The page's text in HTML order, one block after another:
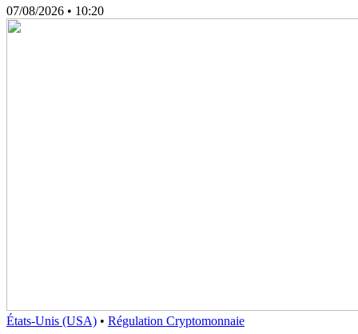
07/08/2026 • 10:20
États-Unis (USA) • Régulation Cryptomonnaie